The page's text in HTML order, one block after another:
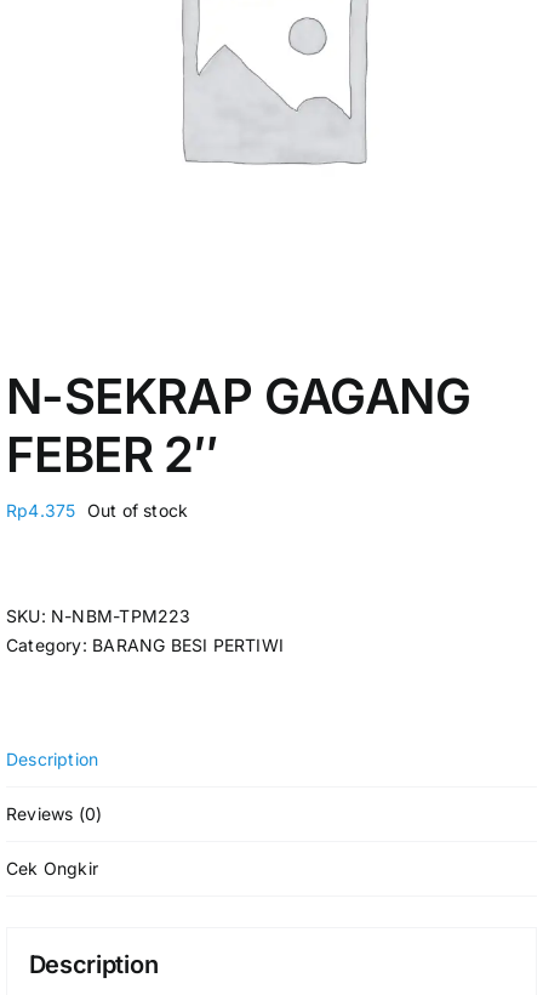
N-SEKRAP GAGANG
FEBER 2″
Rp4.375 Out of stock
SKU: N-NBM-TPM223
Category: BARANG BESI PERTIWI
Description
Reviews (0)
Cek Ongkir
Description